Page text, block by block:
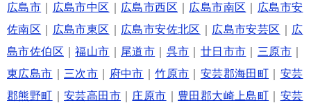
広島市 広島市中区 広島市西区 広島市南区
広島市安
佐南区
広島市東区 広島市安佐北区 広島市安芸区
広
島市佐伯区
｜福山市 尾道市 呉市 廿日市市 三原市
東広島市 ｜三次市 府中市 ｜竹原市 安芸郡海田町
安芸
郡熊野町
｜安芸高田市 庄原市 豊田郡大崎上島町
安芸